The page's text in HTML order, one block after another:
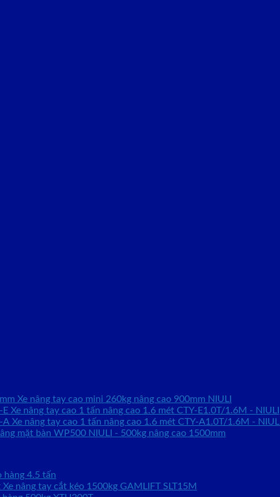
Xe nâng tay cao mini 260kg nâng cao 900mm NIULI
Xe nâng tay cao 1 tấn nâng cao 1.6 mét CTY-E1.0T/1.6M - NIULI
Xe nâng tay cao 1 tấn nâng cao 1.6 mét CTY-A1.0T/1.6M - NIULI
mặt bàn WP500 NIULI - 500kg nâng cao 1500mm
hàng 4.5 tấn
Xe nâng tay cắt kéo 1500kg GAMLIFT SLT15M